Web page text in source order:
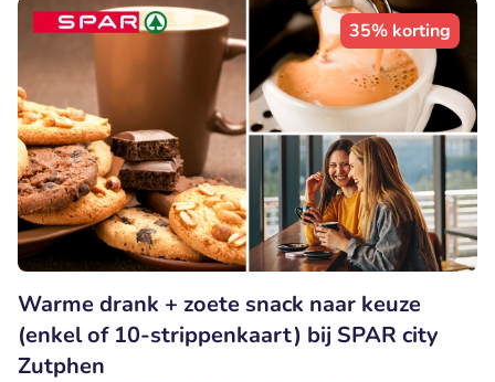
35% korting
Warme drank + zoete snack naar keuze
(enkel of 10-strippenkaart) bij SPAR city
Zutphen